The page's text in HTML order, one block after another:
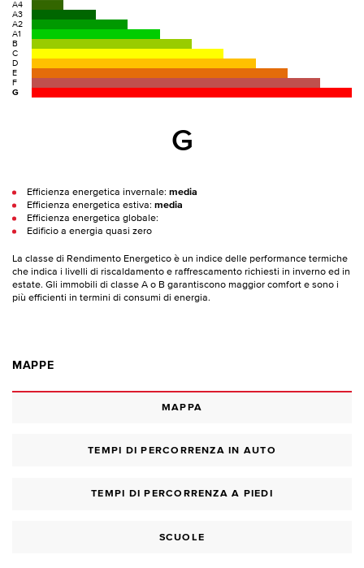
A4
A3
A2
A1
B
C
D
E
F
G
G
Efficienza energetica invernale: media
Efficienza energetica estiva: media
Efficienza energetica globale:
Edificio a energia quasi zero
La classe di Rendimento Energetico è un indice delle performance termiche
che indica i livelli di riscaldamento e raffrescamento richiesti in inverno ed in
estate. Gli immobili di classe A o B garantiscono maggior comfort e sono i
più efficienti in termini di consumi di energia.
MAPPE
MAPPA
TEMPI DI PERCORRENZA IN AUTO
TEMPI DI PERCORRENZA A PIEDI
SCUOLE